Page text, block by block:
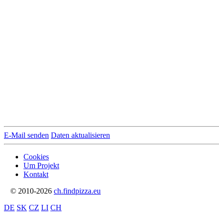
E-Mail senden Daten aktualisieren
Cookies
Um Projekt
Kontakt
© 2010-2026 ch.findpizza.eu
DE SK CZ LI CH